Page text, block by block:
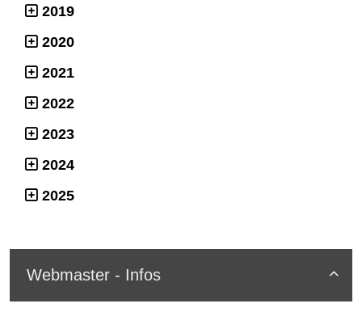
2019
2020
2021
2022
2023
2024
2025

Webmaster - Infos